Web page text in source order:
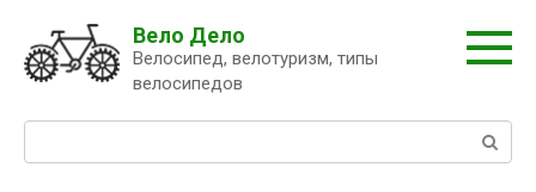
контенту
Вело Дело
Велосипед, велотуризм, типы
велосипедов